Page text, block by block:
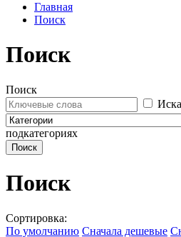
Главная
Поиск
Поиск
Поиск
подкатегориях
Поиск
Сортировка:
По умолчанию Сначала дешевые